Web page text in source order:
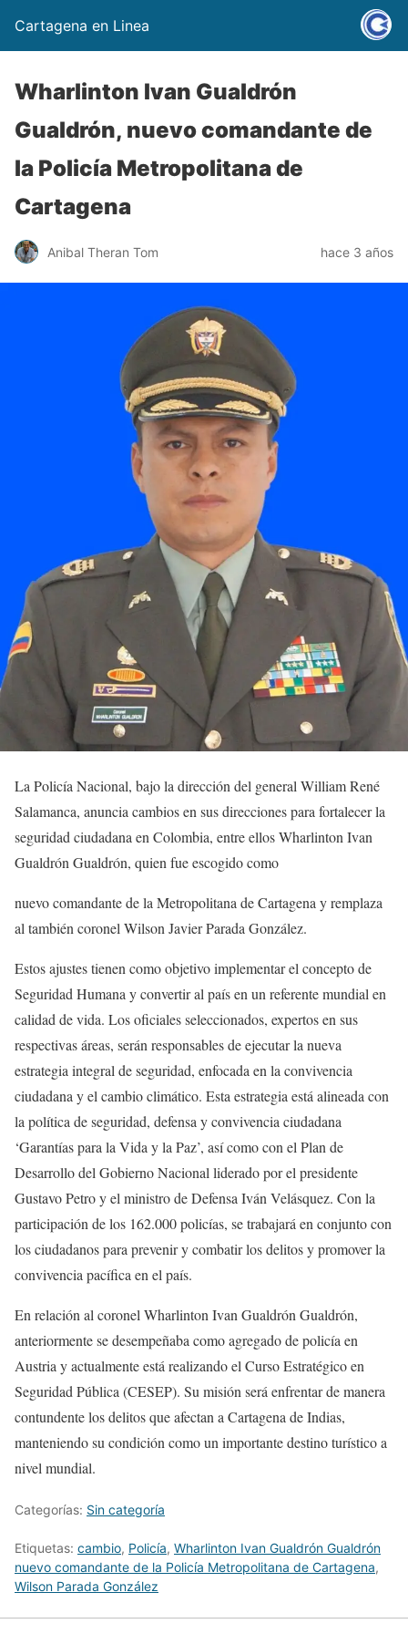
Cartagena en Linea
Wharlinton Ivan Gualdrón
Gualdrón, nuevo comandante de
la Policía Metropolitana de
Cartagena
Anibal Theran Tom hace 3 años
La Policía Nacional, bajo la dirección del general William René
Salamanca, anuncia cambios en sus direcciones para fortalecer la
seguridad ciudadana en Colombia, entre ellos Wharlinton Ivan
Gualdrón Gualdrón, quien fue escogido como
nuevo comandante de la Metropolitana de Cartagena y remplaza
al también coronel Wilson Javier Parada González.
Estos ajustes tienen como objetivo implementar el concepto de
Seguridad Humana y convertir al país en un referente mundial en
calidad de vida. Los oficiales seleccionados, expertos en sus
respectivas áreas, serán responsables de ejecutar la nueva
estrategia integral de seguridad, enfocada en la convivencia
ciudadana y el cambio climático. Esta estrategia está alineada con
la política de seguridad, defensa y convivencia ciudadana
‘Garantías para la Vida y la Paz’, así como con el Plan de
Desarrollo del Gobierno Nacional liderado por el presidente
Gustavo Petro y el ministro de Defensa Iván Velásquez. Con la
participación de los 162.000 policías, se trabajará en conjunto con
los ciudadanos para prevenir y combatir los delitos y promover la
convivencia pacífica en el país.
En relación al coronel Wharlinton Ivan Gualdrón Gualdrón,
anteriormente se desempeñaba como agregado de policía en
Austria y actualmente está realizando el Curso Estratégico en
Seguridad Pública (CESEP). Su misión será enfrentar de manera
contundente los delitos que afectan a Cartagena de Indias,
manteniendo su condición como un importante destino turístico a
nivel mundial.
Categorías: Sin categoría
Etiquetas: cambio, Policía, Wharlinton Ivan Gualdrón Gualdrón
nuevo comandante de la Policía Metropolitana de Cartagena,
Wilson Parada González